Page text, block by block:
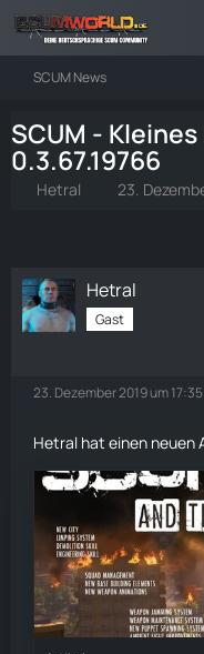
SCUM News
SCUM -
0.3.67.19766
Hetral 23.
Hetral
Gast
23. Dezember 2019 um 17:35
Hetral hat einen